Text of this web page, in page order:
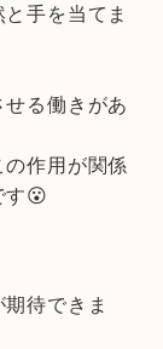
手を当てま
る働きがあ
の作用が関係
す😮
待できま